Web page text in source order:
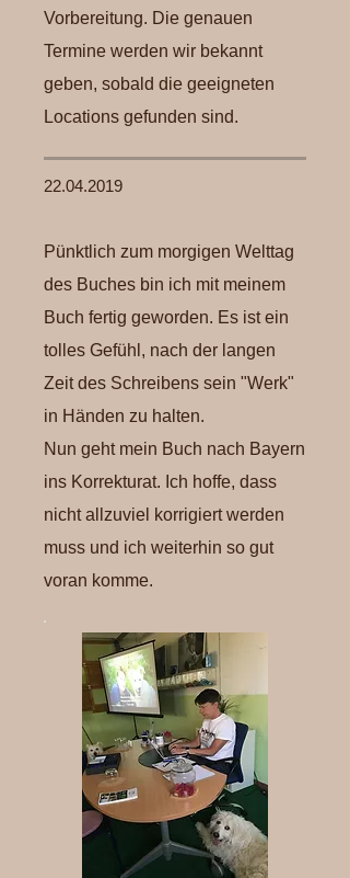
Vorbereitung. Die genauen
Termine werden wir bekannt
geben, sobald die geeigneten
Locations gefunden sind.
22.04.2019
Pünktlich zum morgigen Welttag
des Buches bin ich mit meinem
Buch fertig geworden. Es ist ein
tolles Gefühl, nach der langen
Zeit des Schreibens sein "Werk"
in Händen zu halten.
Nun geht mein Buch nach Bayern
ins Korrekturat. Ich hoffe, dass
nicht allzuviel korrigiert werden
muss und ich weiterhin so gut
voran komme.